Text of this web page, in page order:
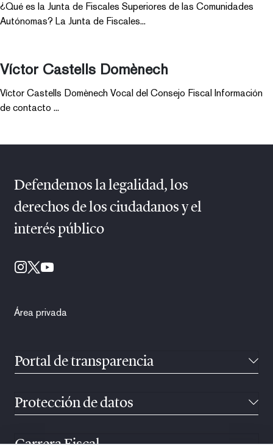
¿Qué es la Junta de Fiscales Superiores de las Comunidades
Autónomas? La Junta de Fiscales...
Víctor Castells Domènech
Víctor Castells Domènech Vocal del Consejo Fiscal Información
de contacto ...
Defendemos la legalidad, los
derechos de los ciudadanos y el
interés público
Área privada
Portal de transparencia
Protección de datos